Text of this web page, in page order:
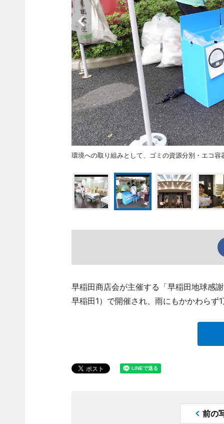
環境への取り組みとして、ゴミの資源分別・エコ容
早稲田商店会が主催する「早稲田地球感
早稲田1）で開催され、雨にもかかわらず
前の